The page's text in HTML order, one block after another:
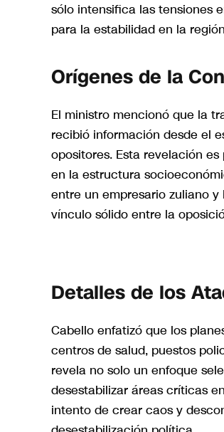
sólo intensifica las tensiones
para la estabilidad en la
Orígenes de la
El ministro mencionó que la
recibió información desde el
opositores. Esta revelación
en la estructura
entre un empresario zuliano
vínculo sólido entre la
Detalles de los
Cabello enfatizó que los
centros de salud, puestos
revela no solo un enfoque
desestabilizar áreas críticas
intento de crear caos y